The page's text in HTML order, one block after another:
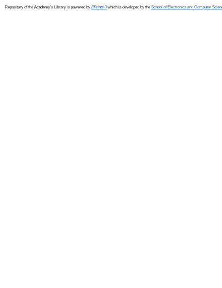
Repository of the Academy's Library is powered by EPrints 3which is developed by the School of Electronics and Computer